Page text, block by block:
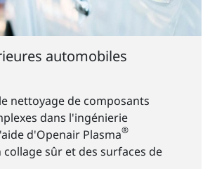
automobiles
nettoyage de composants
dans l'ingénierie
d'Openair Plasma®
sûr et des surfaces de